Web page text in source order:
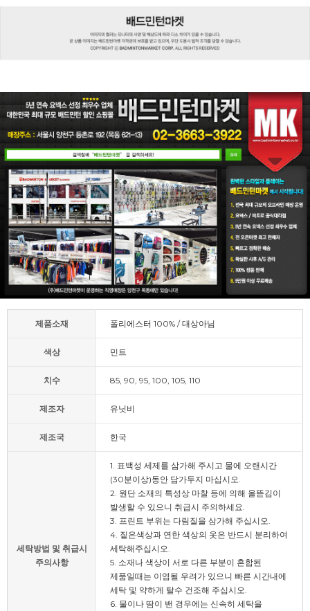
제품소재 폴리에스터 100% / 대상아님
색상 민트
치수 85, 90, 95, 100, 105, 110
제조자 유닛비
제조국 한국
세탁방법 및 취급시
주의사항
1. 표백성 세제를 삼가해 주시고 물에 오랜시간
(30분이상)동안 담가두지 마십시오.
2. 원단 소재의 특성상 마찰 등에 의해 올뜯김이
발생할 수 있으니 취급시 주의하세요.
3. 프린트 부위는 다림질을 삼가해 주십시오.
4. 짙은색상과 연한 색상의 옷은 반드시 분리하여
세탁해주십시오.
5. 소재나 색상이 서로 다른 부분이 혼합된
제품일때는 이염될 우려가 있으니 빠른 시간내에
세탁 및 약하게 탈수 건조해 주십시오.
6. 물이나 땀이 밴 경우에는 신속히 세탁을